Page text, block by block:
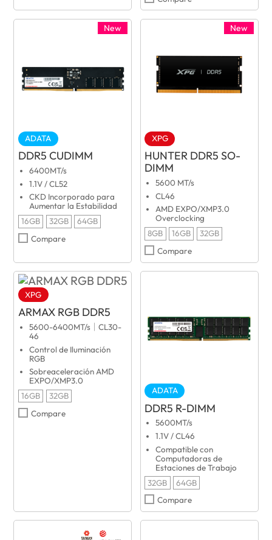
New
ADATA
DDR5 CUDIMM
6400MT/s
1.1V / CL52
CKD Incorporado para
Aumentar la Estabilidad
16GB
32GB
64GB
Compare
New
XPG
HUNTER DDR5 SO-
DIMM
5600 MT/s
CL46
AMD EXPO/XMP3.0
Overclocking
8GB
16GB
32GB
Compare
XPG
ARMAX RGB DDR5
5600-6400MT/s｜CL30-
46
Control de Iluminación
RGB
Sobreaceleración AMD
EXPO/XMP3.0
16GB
32GB
Compare
ADATA
DDR5 R-DIMM
5600MT/s
1.1V / CL46
Compatible con
Computadoras de
Estaciones de Trabajo
32GB
64GB
Compare